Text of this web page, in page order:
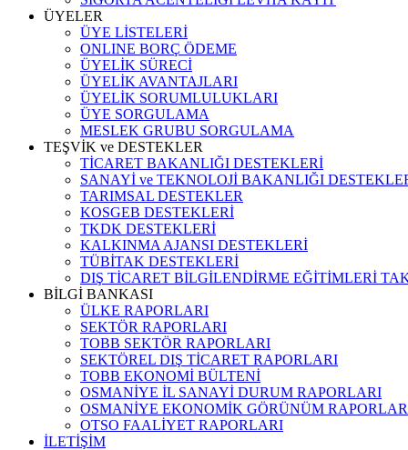
ÜYELER
ÜYE LİSTELERİ
ONLINE BORÇ ÖDEME
ÜYELİK SÜRECİ
ÜYELİK AVANTAJLARI
ÜYELİK SORUMLULUKLARI
ÜYE SORGULAMA
MESLEK GRUBU SORGULAMA
TEŞVİK ve DESTEKLER
TİCARET BAKANLIĞI DESTEKLERİ
SANAYİ ve TEKNOLOJİ BAKANLIĞI
TARIMSAL DESTEKLER
KOSGEB DESTEKLERİ
TKDK DESTEKLERİ
KALKINMA AJANSI DESTEKLERİ
TÜBİTAK DESTEKLERİ
DIŞ TİCARET BİLGİLENDİRME EĞİTİMLERİ
BİLGİ BANKASI
ÜLKE RAPORLARI
SEKTÖR RAPORLARI
TOBB SEKTÖR RAPORLARI
SEKTÖREL DIŞ TİCARET RAPORLARI
TOBB EKONOMİ BÜLTENİ
OSMANİYE İL SANAYİ DURUM RAPORLARI
OSMANİYE EKONOMİK GÖRÜNÜM
OTSO FAALİYET RAPORLARI
İLETİŞİM